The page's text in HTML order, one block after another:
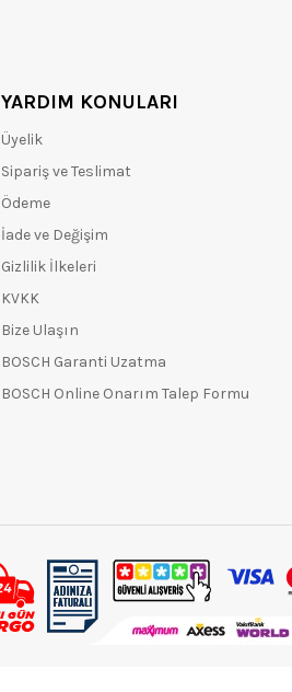
YARDIM KONULARI
Üyelik
Sipariş ve Teslimat
Ödeme
İade ve Değişim
Gizlilik İlkeleri
KVKK
Bize Ulaşın
BOSCH Garanti Uzatma
BOSCH Online Onarım Talep Formu